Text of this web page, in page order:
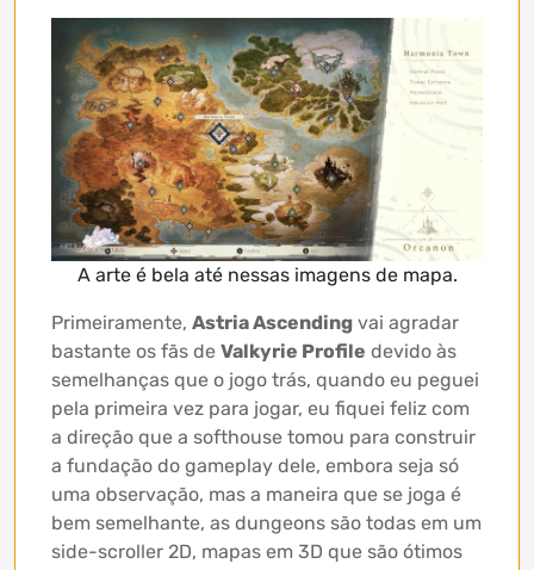
A arte é bela até nessas imagens de mapa.
Primeiramente, Astria Ascending vai agradar
bastante os fãs de Valkyrie Profile devido às
semelhanças que o jogo trás, quando eu peguei
pela primeira vez para jogar, eu fiquei feliz com
a direção que a softhouse tomou para construir
a fundação do gameplay dele, embora seja só
uma observação, mas a maneira que se joga é
bem semelhante, as dungeons são todas em um
side-scroller 2D, mapas em 3D que são ótimos